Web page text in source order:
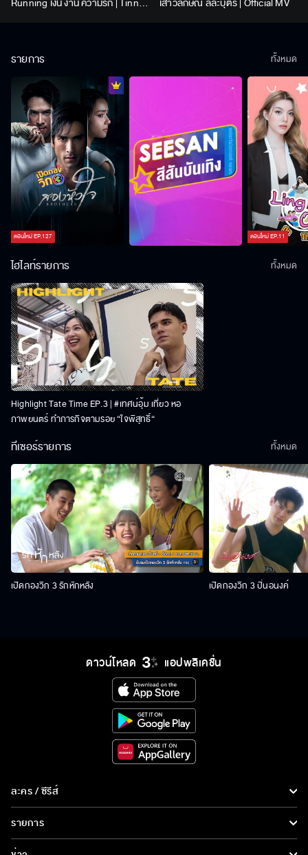
รายการ
ตอนใหม่EP.127 ตอนใหม่EP.11
ทั้งหมด
ไฮไลท์รายการ
Highlight Tate Time EP.3 | #เทศน์อุ้ม เที่ยว หอ
ภาพยนตร์ ทำภารกิจตามรอย “ใจพิสุทธิ์“
ทั้งหมด
ทีเซอร์รายการ
เปิดกองวิก 3 รักหักหลัง เปิดกองวิก 3 ปิ่นอนงค์
ทั้งหมด
ดาวน์โหลด แอปพลิเคชั่น
ละคร / ซีรีส์
ละคร/ซีรีส์
ซีรีส์นานาชาติ
รายการ
รายการทั้งหมด